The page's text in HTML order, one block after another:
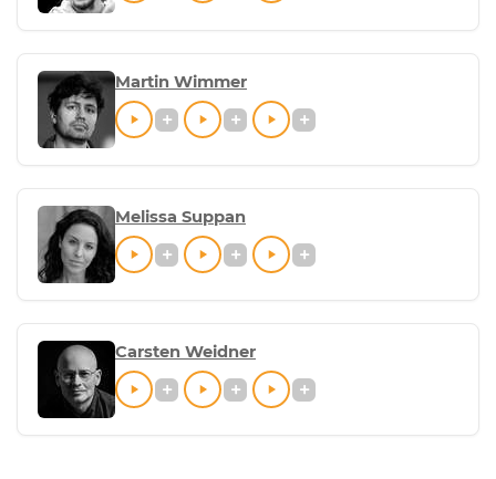
Martin Wimmer
Melissa Suppan
Carsten Weidner